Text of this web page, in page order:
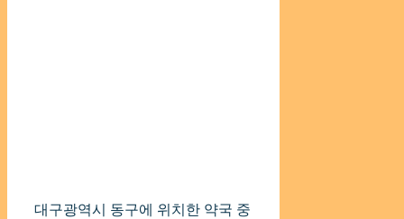
대구광역시 동구에 위치한 약국 중